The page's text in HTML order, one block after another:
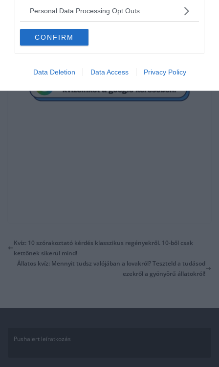
Personal Data Processing Opt Outs
CONFIRM
Data Deletion Data Access Privacy Policy
12
8,25
Kvíz: 10 szórakoztató kérdés klasszikus regényekről. 10-ből csak
kettőnek sikerül mind!
Állatos kvíz: Mennyit tudsz valójában a lovakról? Teszteld a tudásod
ezekről a gyönyörű állatokról!
Pushalert leíratkozás